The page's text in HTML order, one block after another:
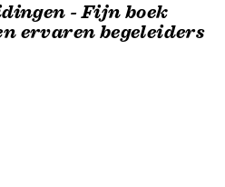
- Fijn boek
ervaren begeleiders